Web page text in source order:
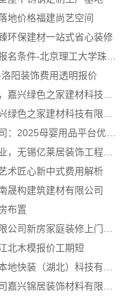
地价格福建尚艺空间
环保建材一站式省心装修
广东省有专科的大学有哪些报名条件-北京理工大学珠海学院继教院
阳装饰费用透明报价
湖北省惠物电子商务有限公司：2025母婴用品平台优缺点分析
基装设计施工一体化哪家专业，无锡亿莱居装饰工程材料有限公司
术匠心新中式费用解析
晟构建筑建材有限公司
布置
北木模报价工期短